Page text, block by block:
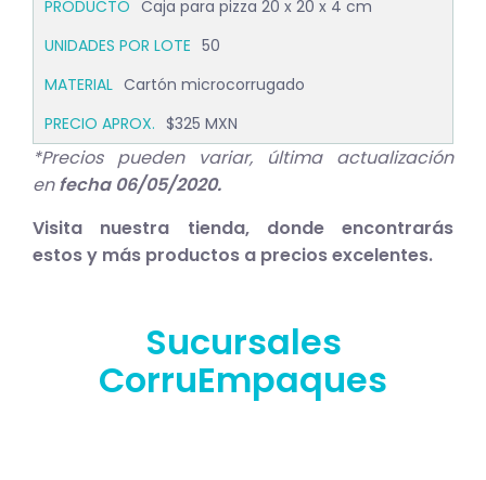
Caja para pizza 20 x 20 x 4 cm
50
Cartón microcorrugado
$325 MXN
*Precios pueden variar, última actualización
enfecha 06/05/2020.
Visita nuestra tienda, donde encontrarás
estos y más productos a precios excelentes.
Sucursales
CorruEmpaques